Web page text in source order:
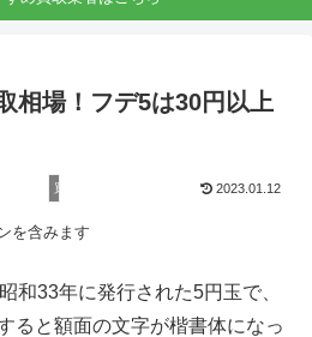
相場！フデ5は30円以上
買取相場 2023.01.12
を含みます
和33年に発行された5円玉で、
ると額面の文字が楷書体になっ